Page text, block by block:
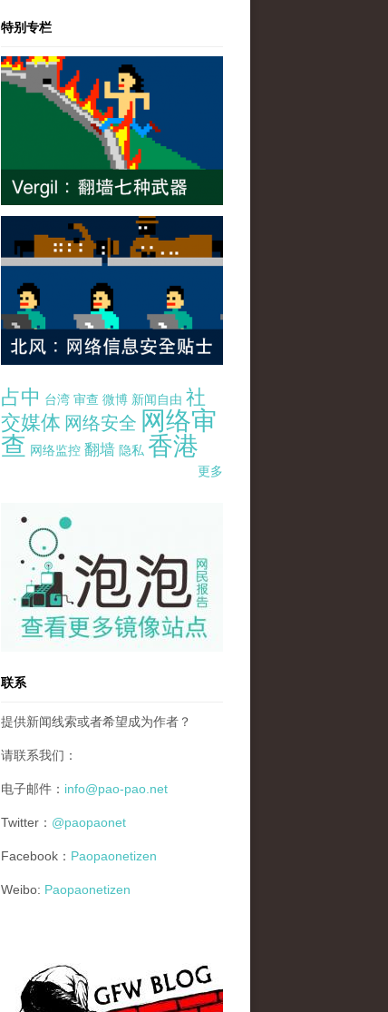
特别专栏
占中 台湾 审查 微博 新闻自由 社
交媒体 网络安全 网络审
查 网络监控 翻墙 隐私 香港
更多
pao-pao-banner-mirror-site-120814.jpg
联系
提供新闻线索或者希望成为作者？
请联系我们：
电子邮件： info@pao-pao.net
Twitter： @paopaonet
Facebook： Paopaonetizen
Weibo: Paopaonetizen
gfw_blog_small.jpg